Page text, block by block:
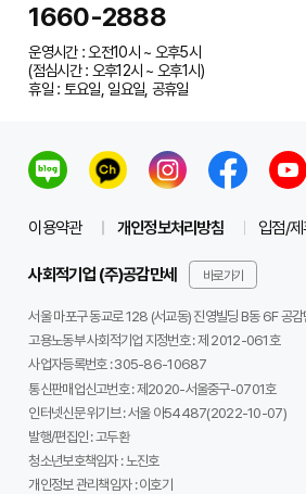
1660-2888
운영시간 : 오전10시 ~ 오후5시
(점심시간 : 오후12시 ~ 오후1시)
휴일 : 토요일, 일요일, 공휴일
이용약관 개인정보처리방침 입점/제
사회적기업 (주)공감만세 바로가기
서울 마포구 동교로 128 (서교동) 진영빌딩 B동 6F 공감
고용노동부 사회적기업 지정번호 : 제 2012-061호
사업자등록번호 :305-86-10687
통신판매업신고번호 :제2020-서울중구-0701호
인터넷신문 위기브 :서울 아54487(2022-10-07)
발행/편집인 :고두환
청소년보호책임자 :노진호
개인정보 관리책임자 :이호기